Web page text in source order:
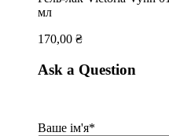
мл
170,00 ₴
Ask a Question
Ваше ім'я*